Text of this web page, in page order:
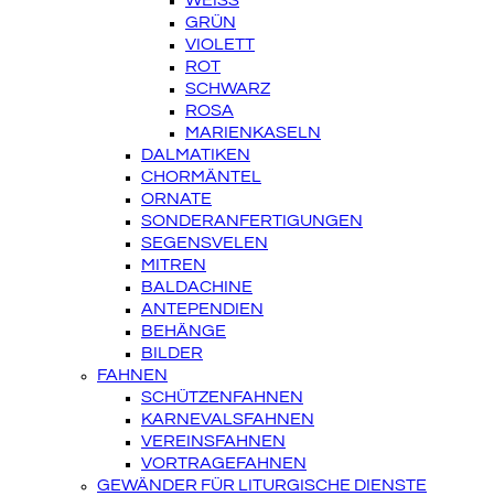
GRÜN
VIOLETT
ROT
SCHWARZ
ROSA
MARIENKASELN
DALMATIKEN
CHORMÄNTEL
ORNATE
SONDERANFERTIGUNGEN
SEGENSVELEN
MITREN
BALDACHINE
ANTEPENDIEN
BEHÄNGE
BILDER
FAHNEN
SCHÜTZENFAHNEN
KARNEVALSFAHNEN
VEREINSFAHNEN
VORTRAGEFAHNEN
GEWÄNDER FÜR LITURGISCHE DIENSTE